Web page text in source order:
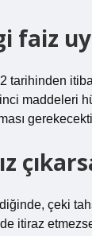
faiz
tarihinden
maddeleri
çeki
itiraz